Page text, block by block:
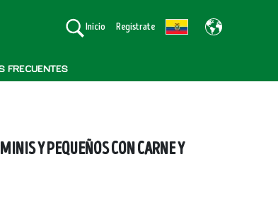
Inicio Regístrate
FRECUENTES
Y PEQUEÑOS CON CARNE Y